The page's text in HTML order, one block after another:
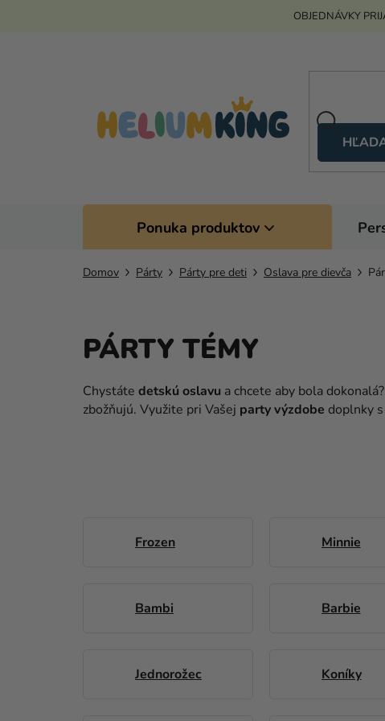
OBJEDNÁVKY
Ponuka produktov
Domov Párty Párty pre deti Oslava pre dievča
PÁRTY TÉMY
Chystáte detskú oslavu a chcete aby bola
zbožňujú. Využite pri Vašej party výzdobe doplnky
Frozen Minnie
Bambi Barbie
Jednorožec Koníky